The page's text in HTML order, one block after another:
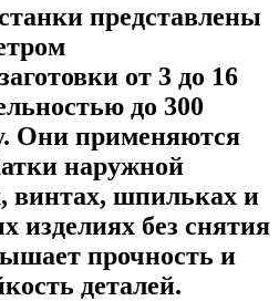
представлены
от 3 до 16
до 300
Они применяются
наружной
винтах, шпильках и
изделиях без снятия
прочность и
деталей.